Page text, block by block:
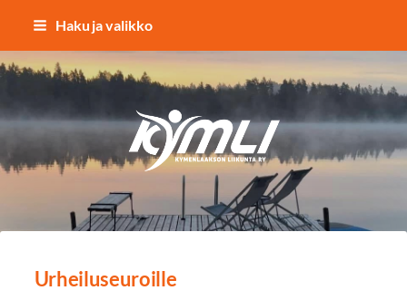
Siirry
sisältöön
Haku ja valikko
Kymlin uusi logo
Urheiluseuroille